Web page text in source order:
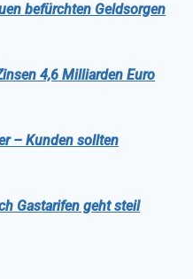
befürchten Geldsorgen
4,6 Milliarden Euro
– Kunden sollten
Gastarifen geht steil